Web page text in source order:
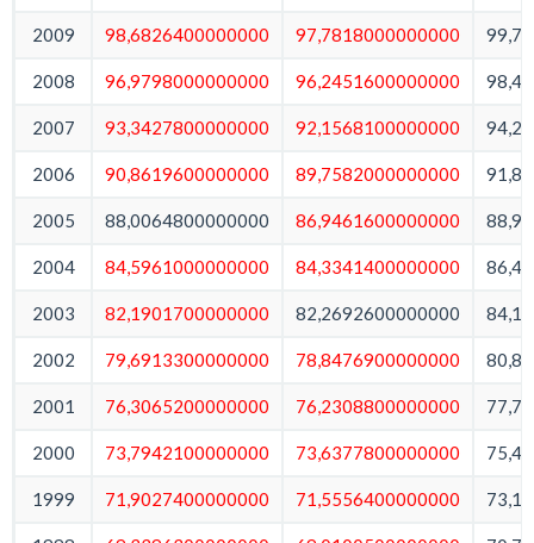
2009 98,6826400000000 97,7818000000000
2008 96,9798000000000 96,2451600000000
2007 93,3427800000000 92,1568100000000
2006 90,8619600000000 89,7582000000000
2005 88,0064800000000 86,9461600000000
2004 84,5961000000000 84,3341400000000
2003 82,1901700000000 82,2692600000000
2002 79,6913300000000 78,8476900000000
2001 76,3065200000000 76,2308800000000
2000 73,7942100000000 73,6377800000000
1999 71,9027400000000 71,5556400000000